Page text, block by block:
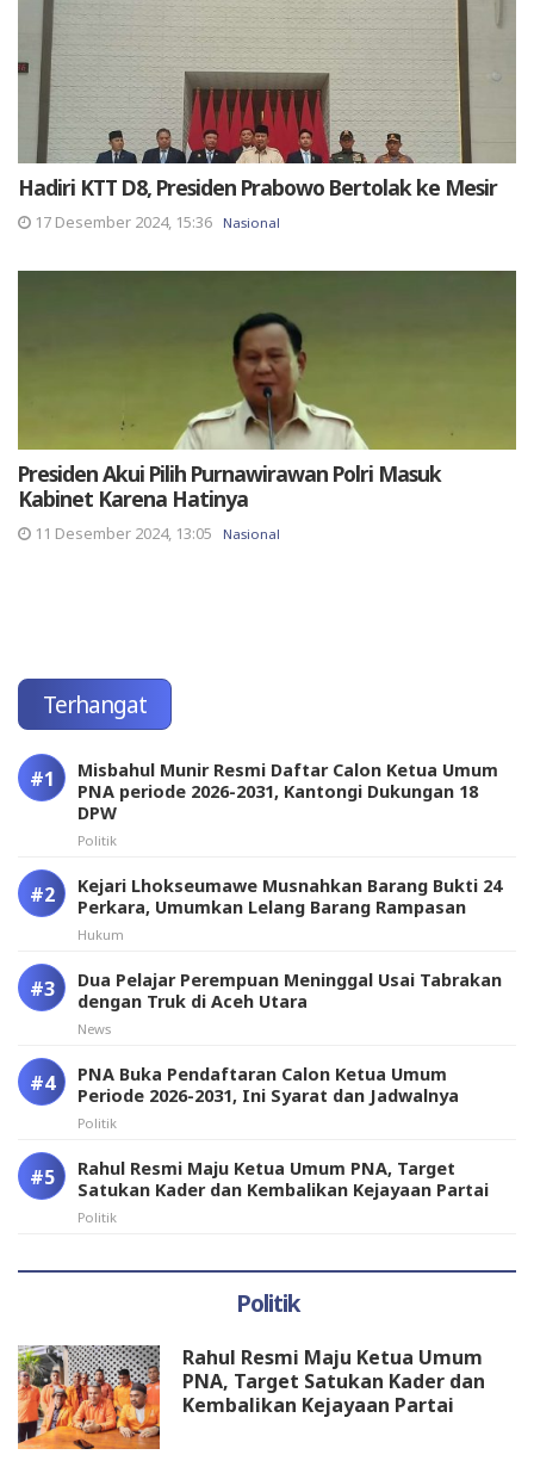
Hadiri KTT D8, Presiden Prabowo Bertolak ke Mesir
17 Desember 2024, 15:36 Nasional
Presiden Akui Pilih Purnawirawan Polri Masuk
Kabinet Karena Hatinya
11 Desember 2024, 13:05 Nasional
Terhangat
Misbahul Munir Resmi Daftar Calon Ketua Umum
PNA periode 2026-2031, Kantongi Dukungan 18
DPW
Politik
Kejari Lhokseumawe Musnahkan Barang Bukti 24
Perkara, Umumkan Lelang Barang Rampasan
Hukum
Dua Pelajar Perempuan Meninggal Usai Tabrakan
dengan Truk di Aceh Utara
News
PNA Buka Pendaftaran Calon Ketua Umum
Periode 2026-2031, Ini Syarat dan Jadwalnya
Politik
Rahul Resmi Maju Ketua Umum PNA, Target
Satukan Kader dan Kembalikan Kejayaan Partai
Politik
Politik
Rahul Resmi Maju Ketua Umum
PNA, Target Satukan Kader dan
Kembalikan Kejayaan Partai